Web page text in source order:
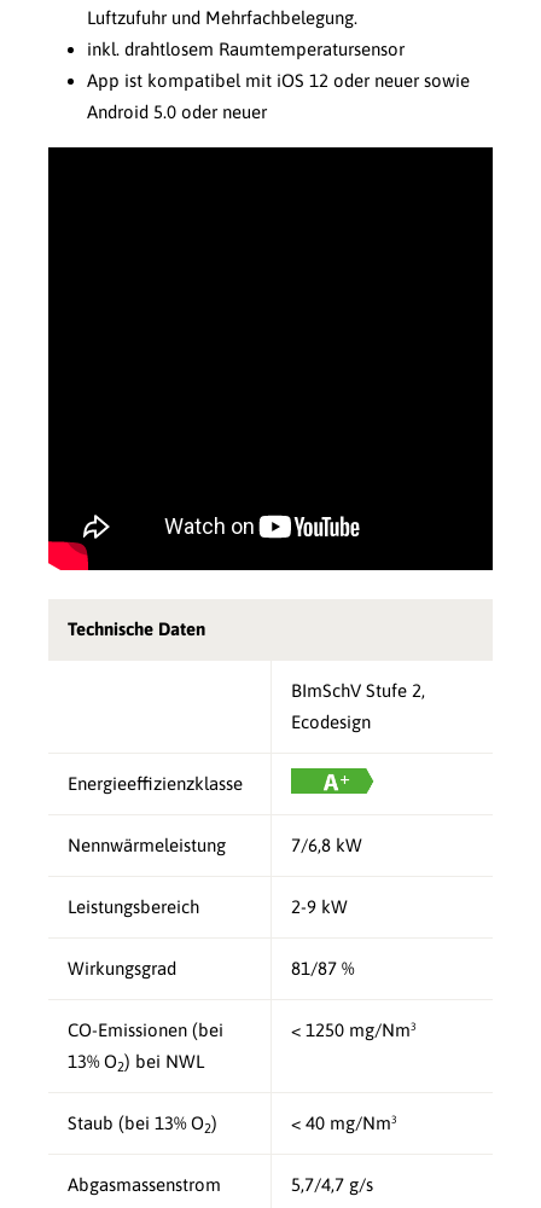
Luftzufuhr und Mehrfachbelegung.
inkl. drahtlosem Raumtemperatursensor
App ist kompatibel mit iOS 12 oder neuer sowie
Android 5.0 oder neuer
Technische Daten
BImSchV Stufe 2,
Ecodesign
Energieeffizienzklasse
Nennwärmeleistung 7/6,8 kW
Leistungsbereich 2-9 kW
Wirkungsgrad 81/87 %
CO-Emissionen (bei
13% O2) bei NWL
< 1250 mg/Nm³
Staub (bei 13% O2) < 40 mg/Nm³
Abgasmassenstrom 5,7/4,7 g/s